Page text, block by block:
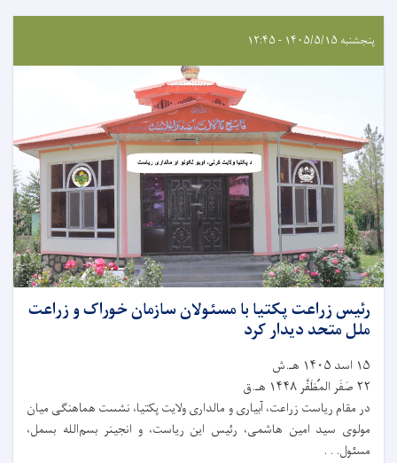
پنجشنبه ۱۴۰۵/۵/۱۵ - ۱۲:۴۵
رئیس زراعت پکتیا با مسئولان سازمان خوراک و زراعت
ملل متحد دیدار کرد
۱۵ اسد ۱۴۰۵ هـ.ش
۲۲ صَفَر المُظَفَّر ۱۴۴۸ هـ.ق
در مقام ریاست زراعت، آبیاری و مالداری ولایت پکتیا، نشست هماهنگی میان
مولوی سید امین هاشمی، رئیس این ریاست، و انجینر بسم‌الله بسمل،
مسئول. . .